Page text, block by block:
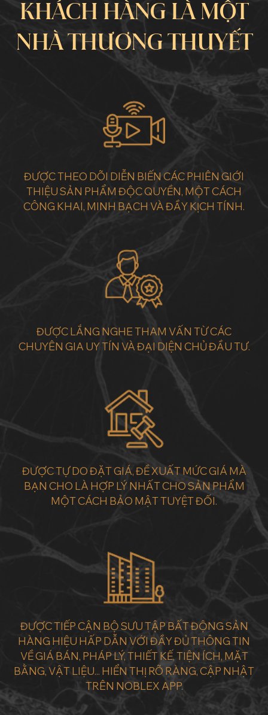
KHÁCH HÀNG LÀ MỘT
NHÀ THƯƠNG THUYẾT
ĐƯỢC THEO DÕI DIỄN BIẾN CÁC PHIÊN GIỚI
THIỆU SẢN PHẨM ĐỘC QUYỀN, MỘT CÁCH
CÔNG KHAI, MINH BẠCH VÀ ĐẦY KỊCH TÍNH.
ĐƯỢC LẮNG NGHE THAM VẤN TỪ CÁC
CHUYÊN GIA UY TÍN VÀ ĐẠI DIỆN CHỦ ĐẦU TƯ.
ĐƯỢC TỰ DO ĐẶT GIÁ, ĐỀ XUẤT MỨC GIÁ MÀ
BẠN CHO LÀ HỢP LÝ NHẤT CHO SẢN PHẨM
MỘT CÁCH BẢO MẬT TUYỆT ĐỐI.
ĐƯỢC TIẾP CẬN BỘ SƯU TẬP BẤT ĐỘNG SẢN
HÀNG HIỆU HẤP DẪN VỚI ĐẦY ĐỦ THÔNG TIN
VỀ GIÁ BÁN, PHÁP LÝ, THIẾT KẾ, TIỆN ÍCH, MẶT
BẰNG, VẬT LIỆU... HIỂN THỊ RÕ RÀNG, CẬP NHẬT
TRÊN NOBLEX APP.